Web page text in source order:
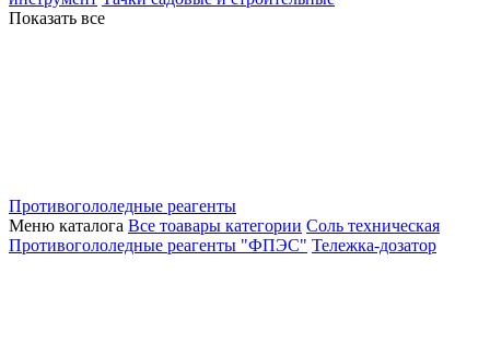
Показать все
Противогололедные реагенты
Меню каталога Все тоавары категории Соль техническая
Противогололедные реагенты "ФПЭС" Тележка-дозатор